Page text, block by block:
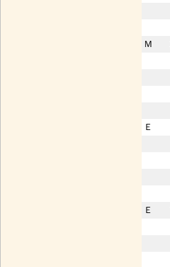
Ｍ
Ｅ
Ｅ